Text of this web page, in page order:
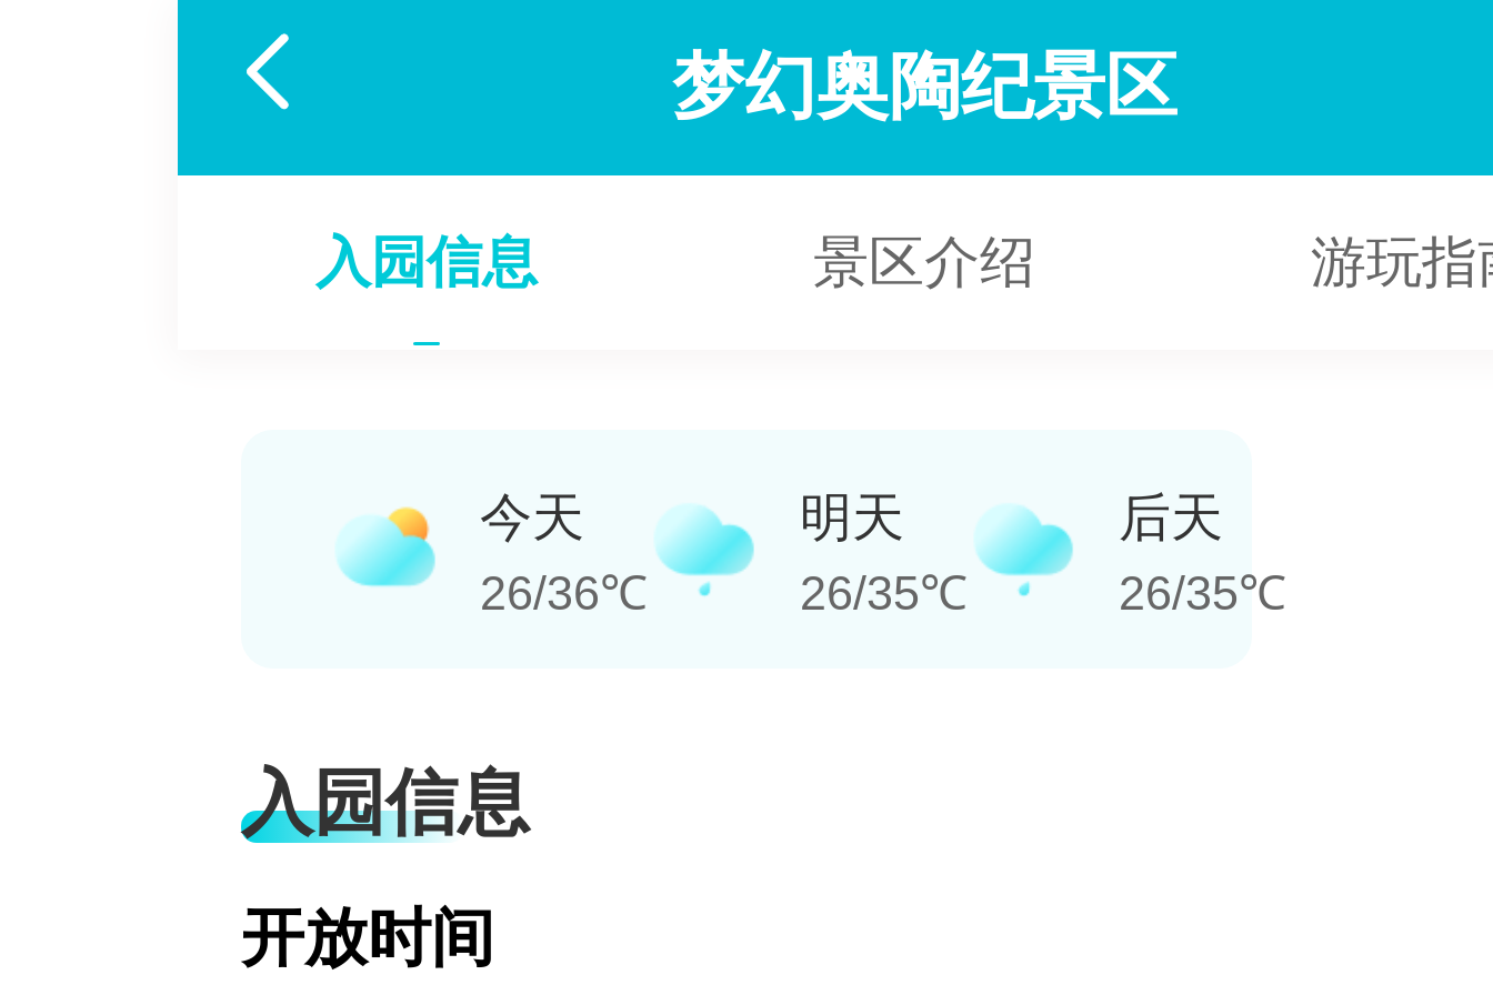
 梦幻奥陶纪景区
入园信息 景区介绍 游玩指
今天
26/36℃
明天
26/35℃
后天
26/35℃
入园信息
开放时间